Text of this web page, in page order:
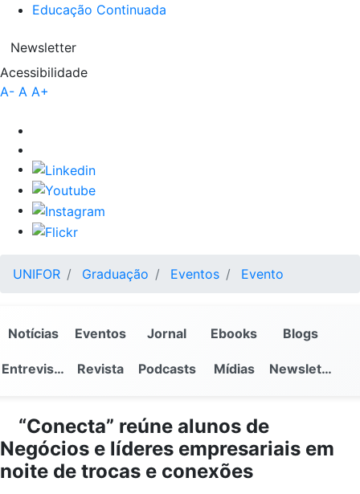
Educação Continuada
Newsletter
Acessibilidade
A- A A+
UNIFOR Graduação Eventos Evento
Notícias Eventos Jornal Ebooks Blogs
Entrevistas Revista Podcasts Mídias Newsletter
“Conecta” reúne alunos de
Negócios e líderes empresariais em
noite de trocas e conexões